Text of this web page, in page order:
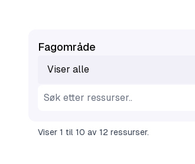
Fagområde
Viser alle
Viser 1 til 10 av 12 ressurser.